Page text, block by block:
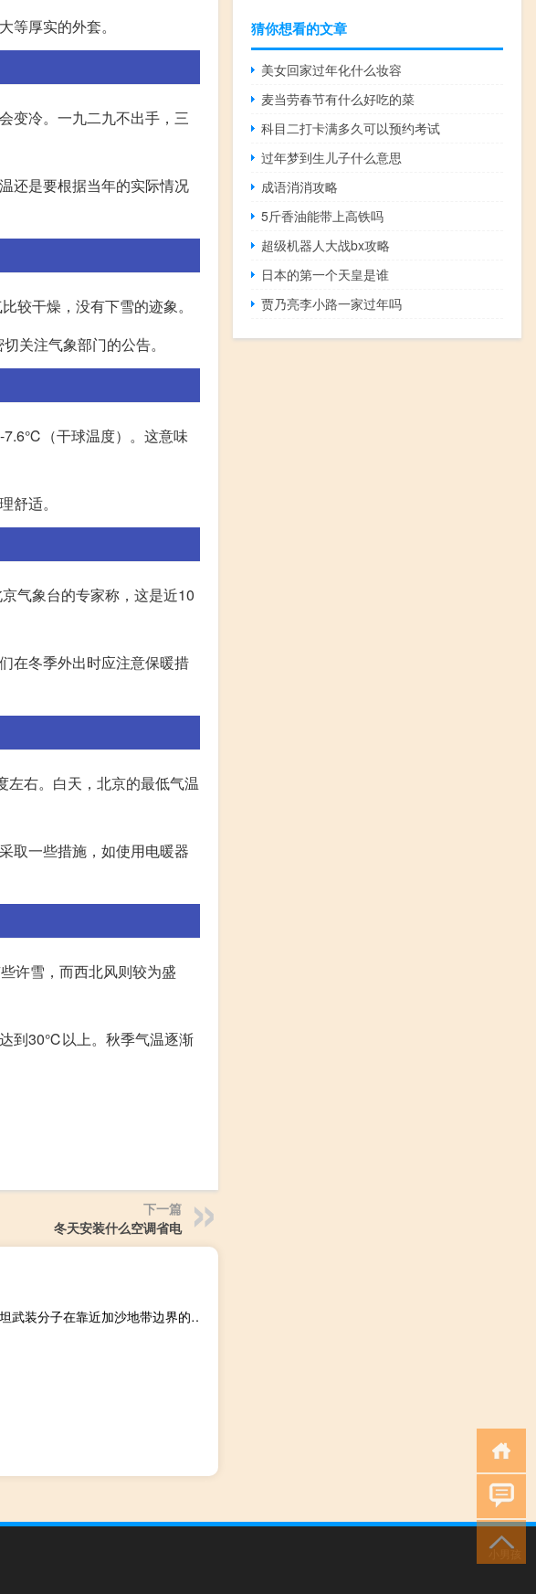
厚实的外套。
变冷。一九二九不出手，三
还是要根据当年的实际情况
较干燥，没有下雪的迹象。
关注气象部门的公告。
7.6℃（干球温度）。这意味
适。
气象台的专家称，这是近10
在冬季外出时应注意保暖措
左右。白天，北京的最低气温
取一些措施，如使用电暖器
许雪，而西北风则较为盛
到30℃以上。秋季气温逐渐
下一篇
冬天安装什么空调省电
据以色列时报：以色列军队和巴勒斯坦武装分子在靠近加沙地带边界的南部城镇马根发生了激烈的枪战
猜你想看的文章
美女回家过年化什么妆容
麦当劳春节有什么好吃的菜
科目二打卡满多久可以预约考试
过年梦到生儿子什么意思
成语消消攻略
5斤香油能带上高铁吗
超级机器人大战bx攻略
日本的第一个天皇是谁
贾乃亮李小路一家过年吗
小男孩